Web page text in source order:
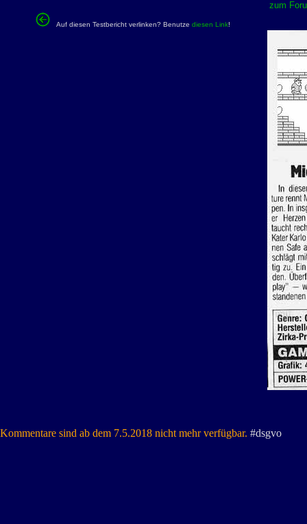
zum
Auf diesen Testbericht verlinken? Benutze diesen Link!
Kommentare sind ab dem 7.5.2018 nicht mehr verfügbar. #dsgvo